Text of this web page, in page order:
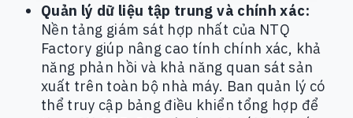
Quản lý dữ liệu tập trung và chính xác:
Nền tảng giám sát hợp nhất của NTQ
Factory giúp nâng cao tính chính xác, khả
năng phản hồi và khả năng quan sát sản
xuất trên toàn bộ nhà máy. Ban quản lý có
thể truy cập bảng điều khiển tổng hợp để